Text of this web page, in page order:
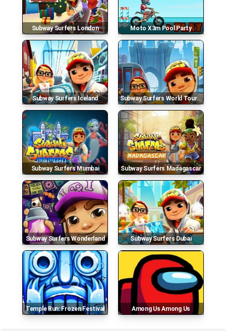
Subway Surfers London Moto X3m Pool Party
Subway Surfers Iceland Subway Surfers World Tour : New York
Subway Surfers Mumbai Subway Surfers Madagascar
Subway Surfers Wonderland Subway Surfers Dubai
Temple Run: Frozen Festival Among Us Among Us